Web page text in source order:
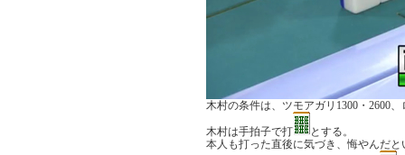
木村の条件は、ツモアガリ1300・2600
木村は手拍子で打
とする。
本人も打った直後に気づき、悔やんだと